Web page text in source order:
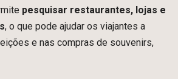
pesquisar restaurantes, lojas e
, o que pode ajudar os viajantes a
e nas compras de souvenirs,